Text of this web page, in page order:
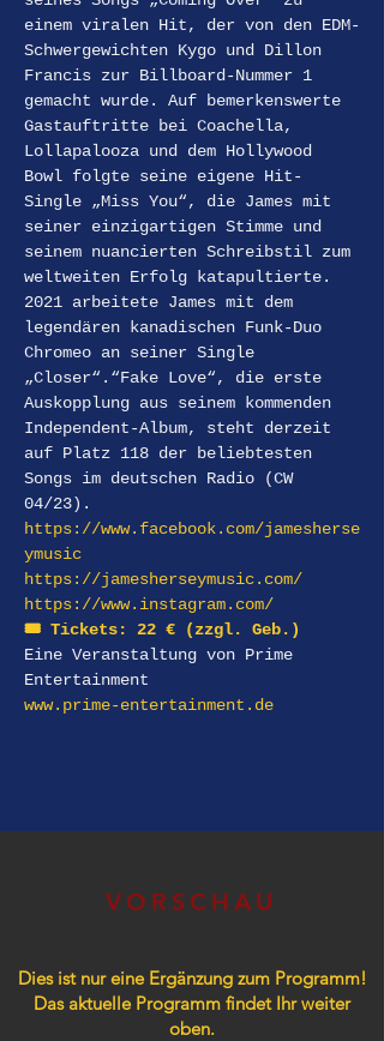
einem viralen Hit, der von den EDM-
Schwergewichten Kygo und Dillon
Francis zur Billboard-Nummer 1
gemacht wurde. Auf bemerkenswerte
Gastauftritte bei Coachella,
Lollapalooza und dem Hollywood
Bowl folgte seine eigene Hit-
Single „Miss You“, die James mit
seiner einzigartigen Stimme und
seinem nuancierten Schreibstil zum
weltweiten Erfolg katapultierte.
2021 arbeitete James mit dem
legendären kanadischen Funk-Duo
Chromeo an seiner Single
„Closer“.“Fake Love“, die erste
Auskopplung aus seinem kommenden
Independent-Album, steht derzeit
auf Platz 118 der beliebtesten
Songs im deutschen Radio (CW
04/23).
https://www.facebook.com/jamesherse
ymusic
https://jamesherseymusic.com/
https://www.instagram.com/
🎟️ Tickets: 22 € (zzgl. Geb.)
Eine Veranstaltung von Prime
Entertainment
www.prime-entertainment.de
VORSCHAU
Dies ist nur eine Ergänzung zum Programm!
Das aktuelle Programm findet Ihr weiter
oben.